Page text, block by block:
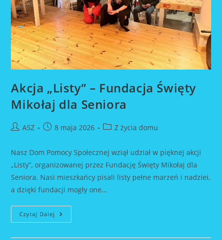
Akcja „Listy” – Fundacja Święty
Mikołaj dla Seniora
PostASZ
Post8 maja 2026
PostZ życia domu
Nasz Dom Pomocy Społecznej wziął udział w pięknej akcji
„Listy”, organizowanej przez Fundację Święty Mikołaj dla
Seniora. Nasi mieszkańcy pisali listy pełne marzeń i nadziei,
a dzięki fundacji mogły one…
Czytaj Dalej Akcja
„Listy”